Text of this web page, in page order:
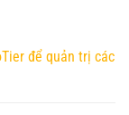
để quản trị các